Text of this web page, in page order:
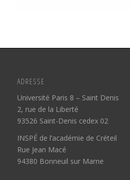
ADRESSE
Université Paris 8 – Saint Denis
2, rue de la Liberté
93526 Saint-Denis cedex 02
INSPÉ de l’académie de Créteil
Rue Jean Macé
94380 Bonneuil sur Marne